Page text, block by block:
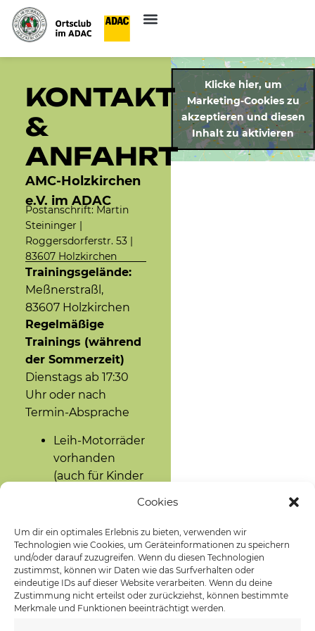
Cookies
Um dir ein optimales Erlebnis zu bieten, verwenden wir
Technologien wie Cookies, um Geräteinformationen zu speichern
und/oder darauf zuzugreifen. Wenn du diesen Technologien
zustimmst, können wir Daten wie das Surfverhalten oder
eindeutige IDs auf dieser Website verarbeiten. Wenn du deine
Zustimmung nicht erteilst oder zurückziehst, können bestimmte
Merkmale und Funktionen beeinträchtigt werden.
Klicke hier, um
Marketing-Cookies zu
akzeptieren und diesen
Inhalt zu aktivieren
KONTAKT
&
ANFAHRT
AMC-Holzkirchen
e.V. im ADAC
Postanschrift: Martin
Steininger |
Roggersdorferstr. 53 |
83607 Holzkirchen
Trainingsgelände:
Meßnerstraßl,
83607 Holzkirchen
Regelmäßige
Trainings (während
der Sommerzeit)
Dienstags ab 17:30
Uhr oder nach
Termin-Absprache
Leih-Motorräder
vorhanden
(auch für Kinder
Einsteiger-
Kurse für Kinder
ab 8 Jahren,
Jugendliche
und